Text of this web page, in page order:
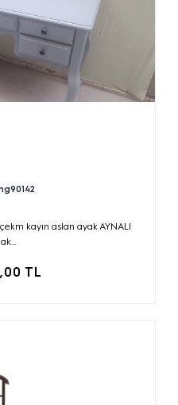
kayın aslan ayak AYNALI
TL